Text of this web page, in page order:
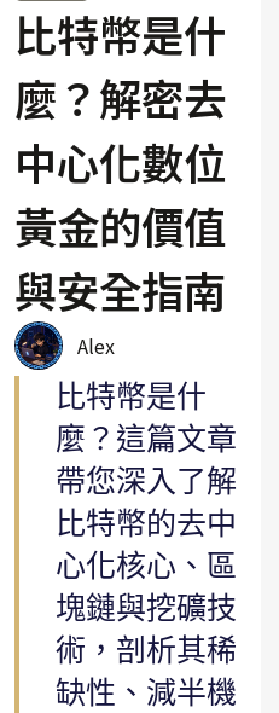
比特幣是什
麼？解密去
中心化數位
黃金的價值
與安全指南
Alex
比特幣是什
麼？這篇文章
帶您深入了解
比特幣的去中
心化核心、區
塊鏈與挖礦技
術，剖析其稀
缺性、減半機